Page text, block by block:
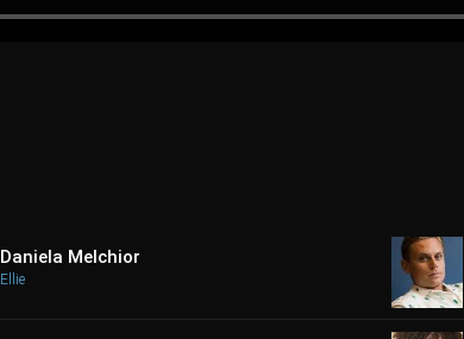
Daniela Melchior
Ellie